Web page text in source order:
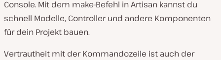
Console. Mit dem make-Befehl in Artisan kannst du
schnell Modelle, Controller und andere Komponenten
für dein Projekt bauen.
Vertrautheit mit der Kommandozeile ist auch der